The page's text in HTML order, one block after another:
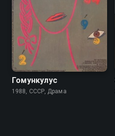
Гомункулус
1988, СССР, Драма